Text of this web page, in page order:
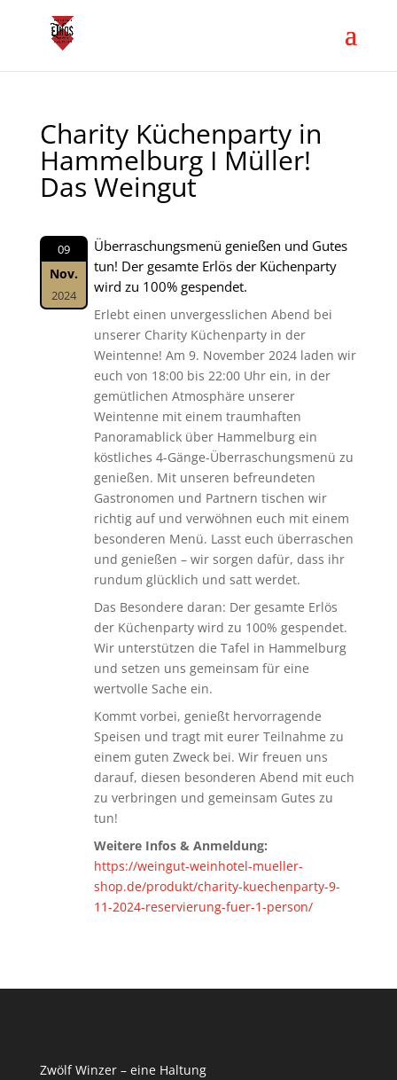
Charity Küchenparty in
Hammelburg I Müller!
Das Weingut
09
Nov.
2024
Überraschungsmenü genießen und Gutes
tun! Der gesamte Erlös der Küchenparty
wird zu 100% gespendet.
Erlebt einen unvergesslichen Abend bei
unserer Charity Küchenparty in der
Weintenne! Am 9. November 2024 laden wir
euch von 18:00 bis 22:00 Uhr ein, in der
gemütlichen Atmosphäre unserer
Weintenne mit einem traumhaften
Panoramablick über Hammelburg ein
köstliches 4-Gänge-Überraschungsmenü zu
genießen. Mit unseren befreundeten
Gastronomen und Partnern tischen wir
richtig auf und verwöhnen euch mit einem
besonderen Menü. Lasst euch überraschen
und genießen – wir sorgen dafür, dass ihr
rundum glücklich und satt werdet.
Das Besondere daran: Der gesamte Erlös
der Küchenparty wird zu 100% gespendet.
Wir unterstützen die Tafel in Hammelburg
und setzen uns gemeinsam für eine
wertvolle Sache ein.
Kommt vorbei, genießt hervorragende
Speisen und tragt mit eurer Teilnahme zu
einem guten Zweck bei. Wir freuen uns
darauf, diesen besonderen Abend mit euch
zu verbringen und gemeinsam Gutes zu
tun!
Weitere Infos & Anmeldung:
https://weingut-weinhotel-mueller-
shop.de/produkt/charity-kuechenparty-9-
11-2024-reservierung-fuer-1-person/
Zwölf Winzer – eine Haltung